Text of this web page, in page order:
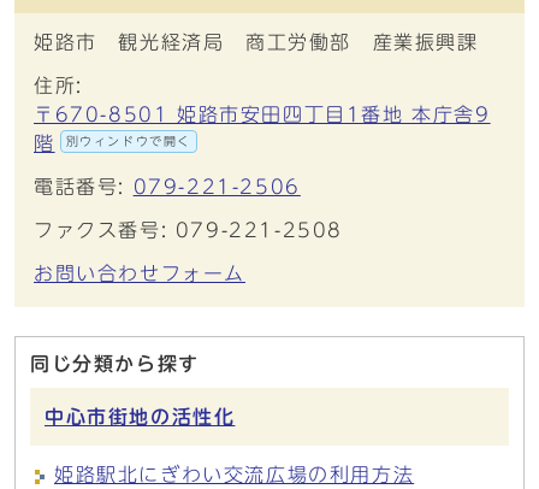
姫路市 観光経済局 商工労働部 産業振興課
住所:
〒670-8501 姫路市安田四丁目1番地 本庁舎9
階
別ウィンドウで開く
電話番号: 079-221-2506
ファクス番号: 079-221-2508
お問い合わせフォーム
同じ分類から探す
中心市街地の活性化
姫路駅北にぎわい交流広場の利用方法